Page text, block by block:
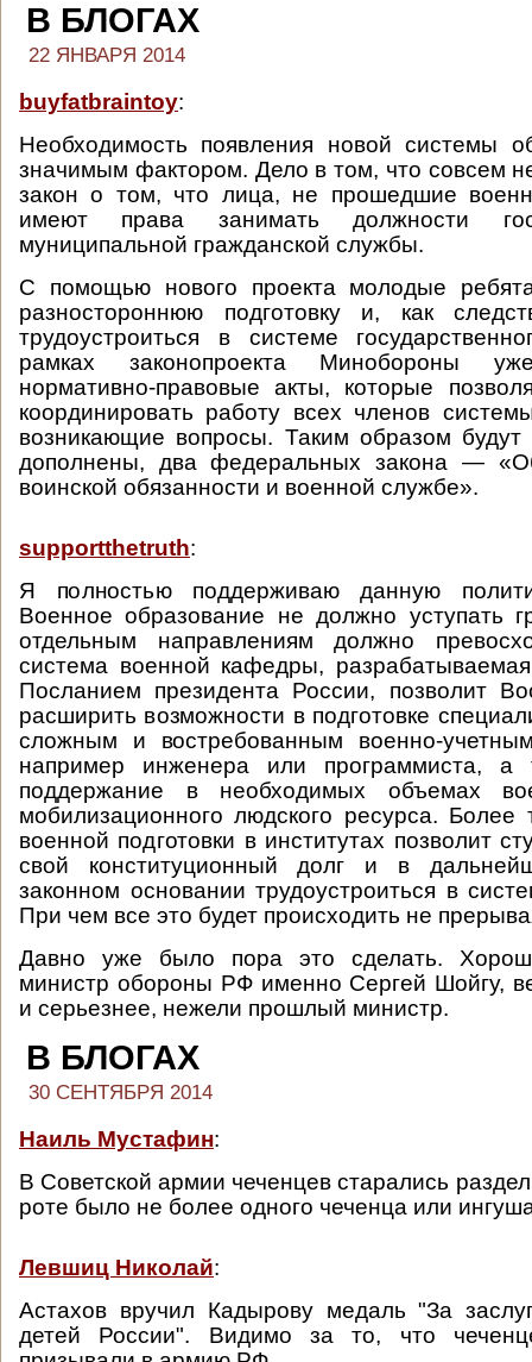
В БЛОГАХ
22 ЯНВАРЯ 2014
buyfatbraintoy:
Необходимость появления новой системы
значимым фактором. Дело в том, что совсем
закон о том, что лица, не прошедшие
имеют права занимать должности
муниципальной гражданской службы.
С помощью нового проекта молодые
разностороннюю подготовку и, как
трудоустроиться в системе
рамках законопроекта Минобороны
нормативно-правовые акты, которые
координировать работу всех членов
возникающие вопросы. Таким образом
дополнены, два федеральных закона —
воинской обязанности и военной службе».
supportthetruth:
Я полностью поддерживаю данную
Военное образование не должно уступать
отдельным направлениям должно
система военной кафедры,
Посланием президента России, позволит
расширить возможности в подготовке
сложным и востребованным военно-
например инженера или программиста, а
поддержание в необходимых объемах
мобилизационного людского ресурса. Более
военной подготовки в институтах позволит
свой конституционный долг и в
законном основании трудоустроиться в
При чем все это будет происходить не
Давно уже было пора это сделать.
министр обороны РФ именно Сергей Шойгу,
и серьезнее, нежели прошлый министр.
В БЛОГАХ
30 СЕНТЯБРЯ 2014
Наиль Мустафин:
В Советской армии чеченцев старались
роте было не более одного чеченца или
Левшиц Николай:
Астахов вручил Кадырову медаль "За
детей России". Видимо за то, что